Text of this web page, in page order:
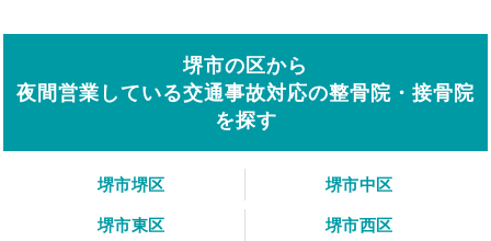
堺市の区から
夜間営業している交通事故対応の整骨院・接骨院
を探す
堺市堺区
堺市中区
堺市東区
堺市西区